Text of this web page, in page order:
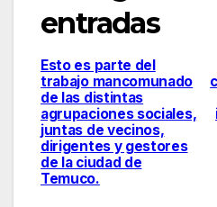
entradas
Esto es parte del
trabajo mancomunado
de las distintas
agrupaciones sociales,
juntas de vecinos,
dirigentes y gestores
de la ciudad de
Temuco.